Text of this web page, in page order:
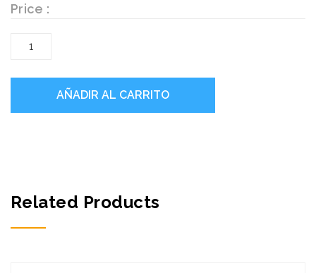
Price :
JCH-
00098
cantidadAÑADIR AL CARRITO
Related Products